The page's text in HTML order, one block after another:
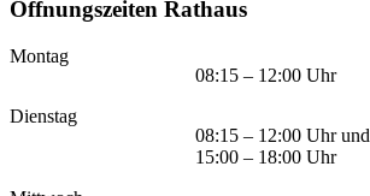
Öffnungszeiten Rathaus
Montag
08:15 – 12:00 Uhr
Dienstag
08:15 – 12:00 Uhr und
15:00 – 18:00 Uhr